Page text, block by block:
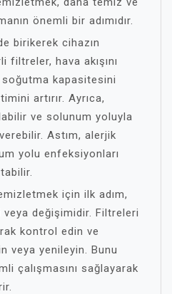
önemli bir adımıdır.
birikerek cihazın
filtreler, hava akışını
soğutma kapasitesini
artırır. Ayrıca,
ve solunum yoluyla
Astım, alerjik
yolu enfeksiyonları
için ilk adım,
değişimidir. Filtreleri
kontrol edin ve
veya yenileyin. Bunu
çalışmasını sağlayarak